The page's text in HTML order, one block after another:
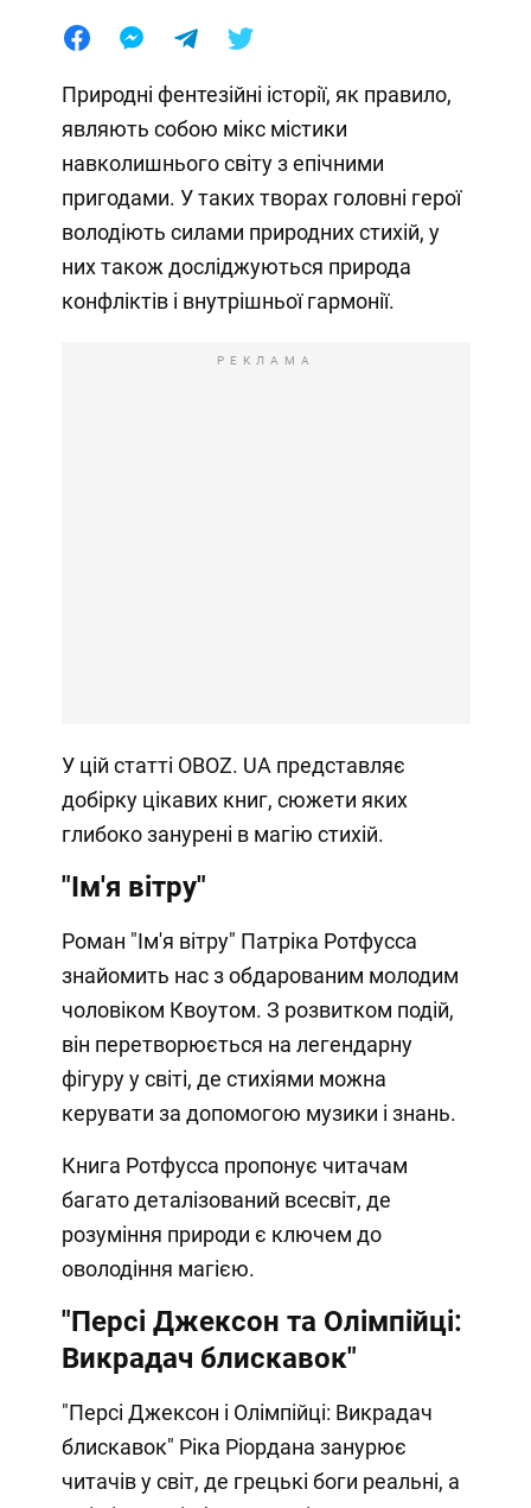
Природні фентезійні історії, як правило,
являють собою мікс містики
навколишнього світу з епічними
пригодами. У таких творах головні герої
володіють силами природних стихій, у
них також досліджуються природа
конфліктів і внутрішньої гармонії.
РЕКЛАМА
У цій статті OBOZ. UA представляє
добірку цікавих книг, сюжети яких
глибоко занурені в магію стихій.
"Ім'я вітру"
Роман "Ім'я вітру" Патріка Ротфусса
знайомить нас з обдарованим молодим
чоловіком Квоутом. З розвитком подій,
він перетворюється на легендарну
фігуру у світі, де стихіями можна
керувати за допомогою музики і знань.
Книга Ротфусса пропонує читачам
багато деталізований всесвіт, де
розуміння природи є ключем до
оволодіння магією.
"Персі Джексон та Олімпійці:
Викрадач блискавок"
"Персі Джексон і Олімпійці: Викрадач
блискавок" Ріка Ріордана занурює
читачів у світ, де грецькі боги реальні, а